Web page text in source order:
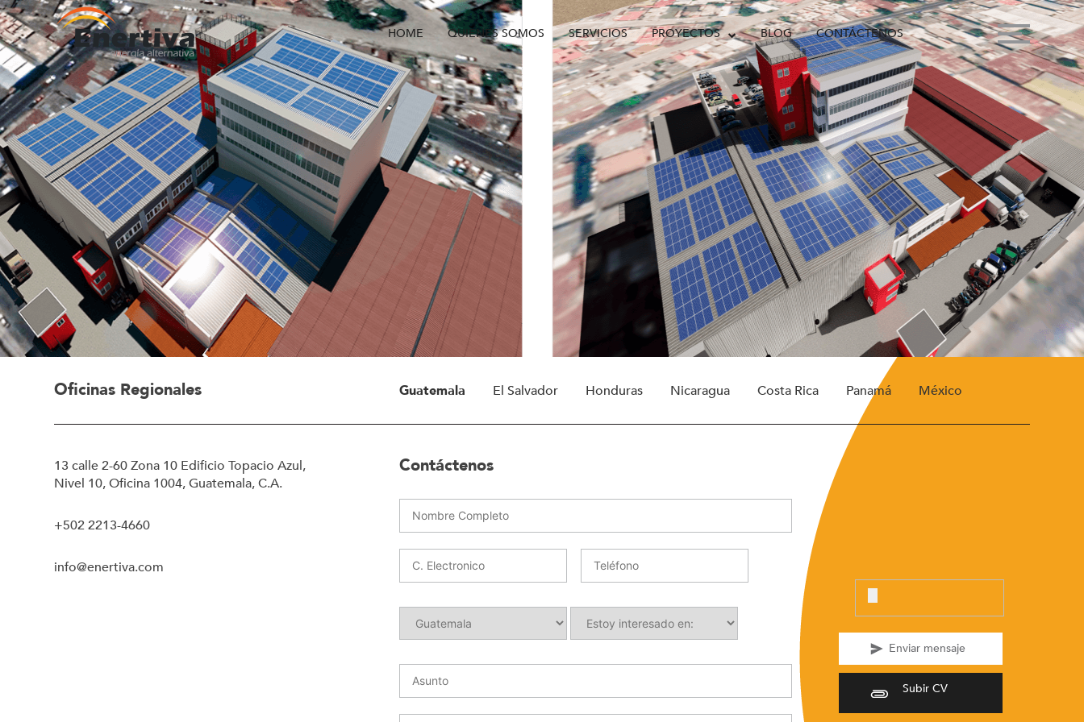
HOME QUIENES SOMOS SERVICIOS PROYECTOS BLOG CONTÁCTENOS
Oficinas Regionales Guatemala El Salvador Honduras Nicaragua Costa Rica Panamá México
13 calle 2-60 Zona 10 Edificio Topacio Azul,
Nivel 10, Oficina 1004, Guatemala, C.A.
+502 2213-4660
info@enertiva.com
Contáctenos
Subir CV